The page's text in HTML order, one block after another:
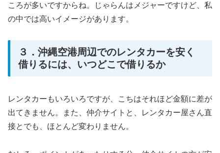
ころが多いですからね。じゃらんはメジャーですけど、私
の中では高いイメージがあります。
３．沖縄空港周辺でのレンタカーを安く
借りるには、いつどこで借りるか
レンタカーもいろいろですが、こちはそれほど金額に差が
出てきません。また、仲介サイトと、レンタカー屋さん直
接とでも、ほとんど変わりません。